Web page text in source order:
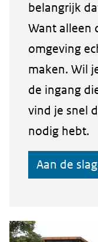
belangrijk
Want alleen
omgeving
maken. Wil
de ingang
vind je snel
nodig hebt.
Aan de slag